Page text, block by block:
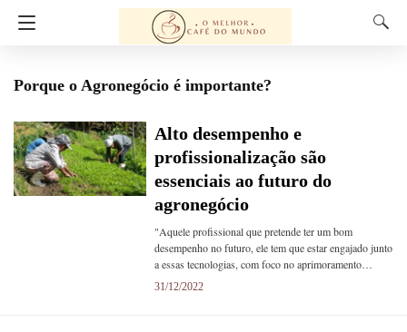
Porque o Agronegócio é importante?
Alto desempenho e
profissionalização são
essenciais ao futuro do
agronegócio
"Aquele profissional que pretende ter um bom
desempenho no futuro, ele tem que estar engajado junto
a essas tecnologias, com foco no aprimoramento…
31/12/2022